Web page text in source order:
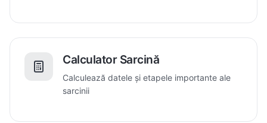
Calculator Sarcină
Calculează datele și etapele importante ale
sarcinii